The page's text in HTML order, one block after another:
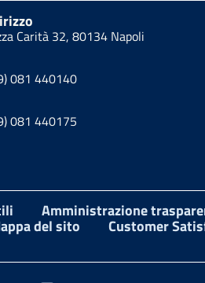
Carità 32, 80134 Napoli
081 440140
081 440175
Amministrazione
del sito Customer